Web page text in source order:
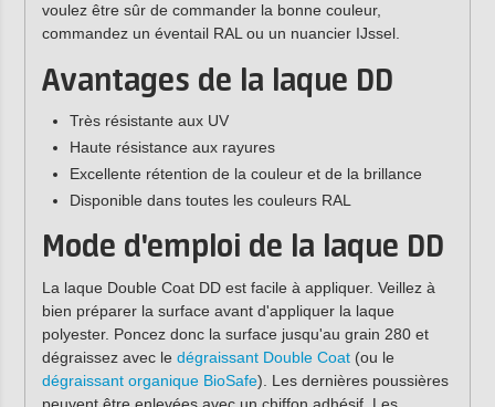
voulez être sûr de commander la bonne couleur,
commandez un éventail RAL ou un nuancier IJssel.
Avantages de la laque DD
Très résistante aux UV
Haute résistance aux rayures
Excellente rétention de la couleur et de la brillance
Disponible dans toutes les couleurs RAL
Mode d'emploi de la laque DD
La laque Double Coat DD est facile à appliquer. Veillez à
bien préparer la surface avant d'appliquer la laque
polyester. Poncez donc la surface jusqu'au grain 280 et
dégraissez avec le dégraissant Double Coat(ou le
dégraissant organique BioSafe). Les dernières poussières